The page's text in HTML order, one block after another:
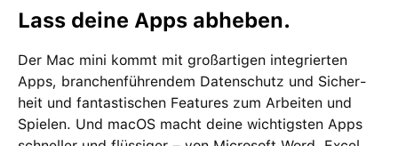
Lass deine Apps abheben.
Der Mac mini kommt mit groß­artigen inte­grierten
Apps, branchen­führendem Daten­schutz und Sicher­
heit und fan­tas­tischen Features zum Arbeiten und
Spielen. Und macOS macht deine wichtigsten Apps